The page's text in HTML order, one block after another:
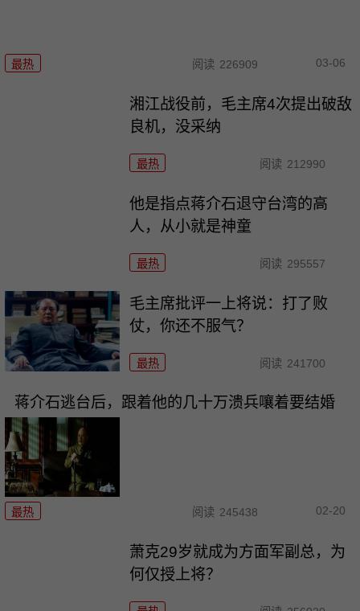
最热 阅读 226909 03-06
湘江战役前，毛主席4次提出破敌
良机，没采纳
最热 阅读 212990
他是指点蒋介石退守台湾的高
人，从小就是神童
最热 阅读 295557
毛主席批评一上将说：打了败
仗，你还不服气？
最热 阅读 241700
蒋介石逃台后，跟着他的几十万溃兵嚷着要结婚
最热 阅读 245438 02-20
萧克29岁就成为方面军副总，为
何仅授上将？